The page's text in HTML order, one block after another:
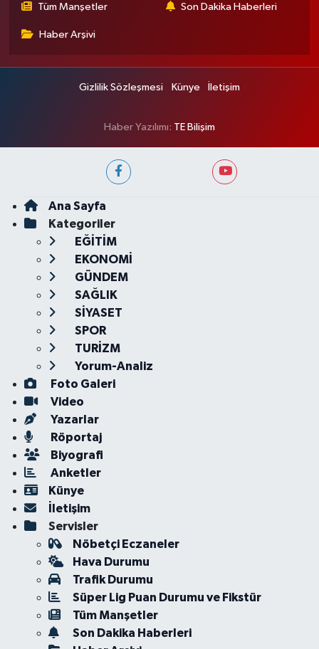
Tüm Manşetler Son Dakika Haberleri
Haber Arşivi
Gizlilik Sözleşmesi Künye İletişim
Haber Yazılımı: TE Bilişim
Ana Sayfa
Kategoriler
EĞİTİM
EKONOMİ
GÜNDEM
SAĞLIK
SİYASET
SPOR
TURİZM
Yorum-Analiz
Foto Galeri
Video
Yazarlar
Röportaj
Biyografi
Anketler
Künye
İletişim
Servisler
Nöbetçi Eczaneler
Hava Durumu
Trafik Durumu
Süper Lig Puan Durumu ve Fikstür
Tüm Manşetler
Son Dakika Haberleri